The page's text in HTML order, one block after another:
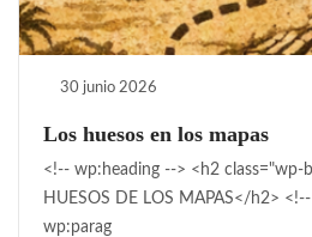
30 junio 2026
Los huesos en los mapas
<!-- wp:heading --> <h2 class="wp-
HUESOS DE LOS MAPAS</h2>
wp:parag